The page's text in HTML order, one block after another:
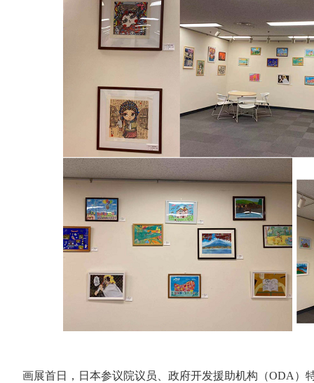
画展首日，日本参议院议员、政府开发援助机构（ODA）